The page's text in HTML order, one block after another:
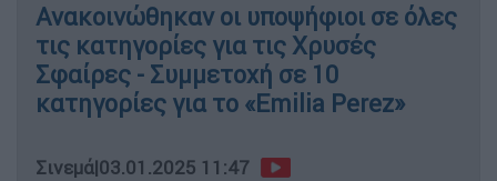
Ανακοινώθηκαν οι υποψήφιοι σε όλες
τις κατηγορίες για τις Χρυσές
Σφαίρες - Συμμετοχή σε 10
κατηγορίες για το «Emilia Perez»
Σινεμά|03.01.2025 11:47